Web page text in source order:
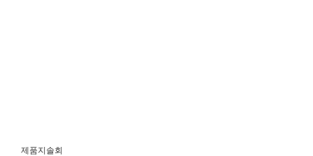
제품지 솔회